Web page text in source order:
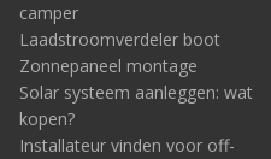
camper
Laadstroomverdeler boot
Zonnepaneel montage
Solar systeem aanleggen: wat
kopen?
Installateur vinden voor off-